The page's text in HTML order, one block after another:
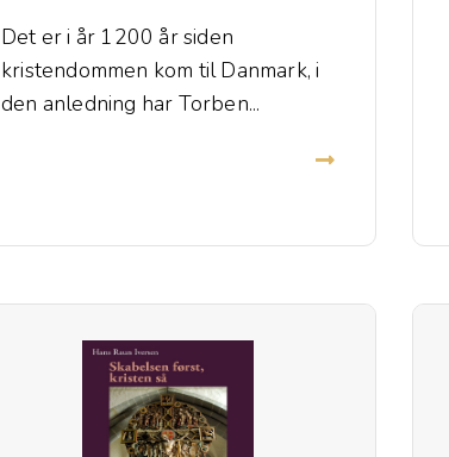
Det er i år 1200 år siden
kristendommen kom til Danmark, i
den anledning har Torben...